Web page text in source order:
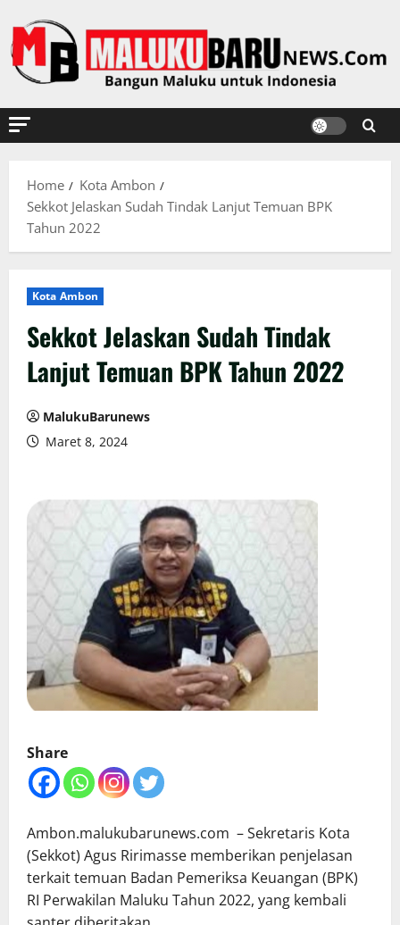
to
content
Home
Kota Ambon
Sekkot Jelaskan Sudah Tindak Lanjut Temuan BPK
Tahun 2022
Kota Ambon
Sekkot Jelaskan Sudah Tindak
Lanjut Temuan BPK Tahun 2022
MalukuBarunews
Maret 8, 2024
Share
Ambon.malukubarunews.com – Sekretaris Kota
(Sekkot) Agus Ririmasse memberikan penjelasan
terkait temuan Badan Pemeriksa Keuangan (BPK)
RI Perwakilan Maluku Tahun 2022, yang kembali